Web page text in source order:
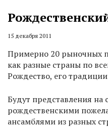
15 декабря 2011
Примерно 20 рыночных
как разные страны по
Рождество, его
Будут представления
рождественскими
ансамблями из разных